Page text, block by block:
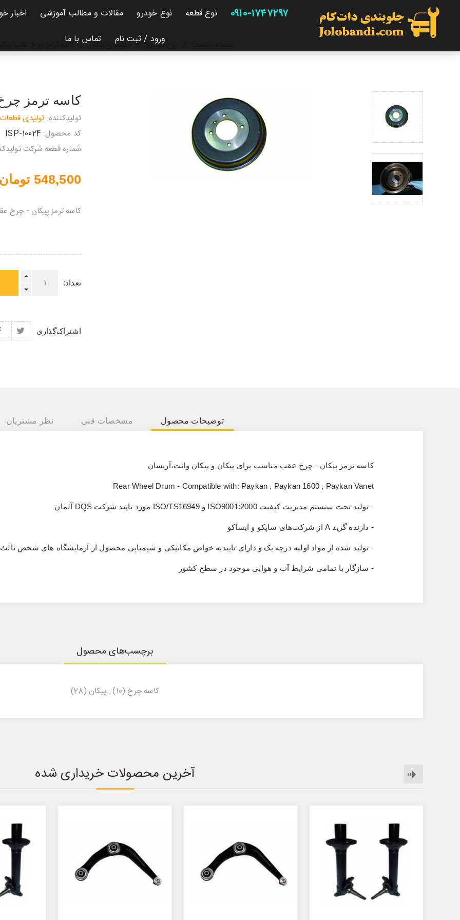
۰۹۱۰-۱۷۴۷۲۹۷ نوع قطعه نوع خودرو مقالات و مطالب آموزشی اخبار
ورود / ثبت نام
تماس با ما نوع خودرو / جلوبندی پیکان کاسه ترمز چرخ عقب پیکان
کاسه ترمز
تولیدکننده: تولیدی
کد محصول: ISP-10024
شماره قطعه شرکت
548,500 تومان
کاسه ترمز پیکان - چرخ
تعداد:
اشتراک‌گذاری
توضیحات محصول مشخصات فنی نظر مشتریان
کاسه ترمز پیکان - چرخ عقب مناسب برای پیکان و پیکان وانت،آریسان
Rear Wheel Drum - Compatible with: Paykan , Paykan 1600 , Paykan Vanet
- تولید تحت سیستم مدیریت کیفیتISO9001:2000 وISO/TS16949 مورد تایید شرکت DQS آلمان
- دارنده گرید A از شرکت‌های ساپکو و ایساکو
- تولید شده از مواد اولیه درجه یک و دارای تاییدیه خواص مکانیکی و شیمیایی محصول از آزمایشگاه های شخص ثالث
- سازگار با تمامی شرایط آب‌ و هوایی موجود در سطح کشور
برچسب‌های محصول
کاسه چرخ (10)
, پیکان (28)
آخرین محصولات خریداری شده